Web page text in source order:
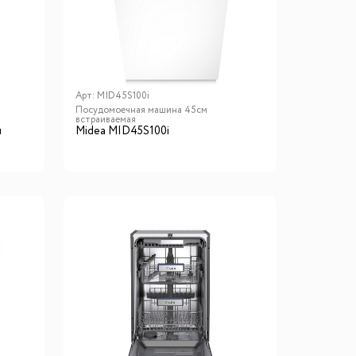
размера
подсветки
Арт: MID45S100i
Посудомоечная машина 45см
встраиваемая
Midea MID45S100i